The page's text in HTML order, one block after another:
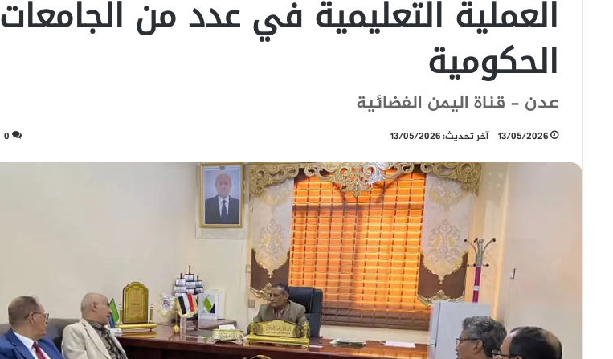
العملية التعليمية في عدد من الجامعات
الحكومية
عدن - قناة اليمن الفضائية
13/05/2026 آخر تحديث: 13/05/2026 0